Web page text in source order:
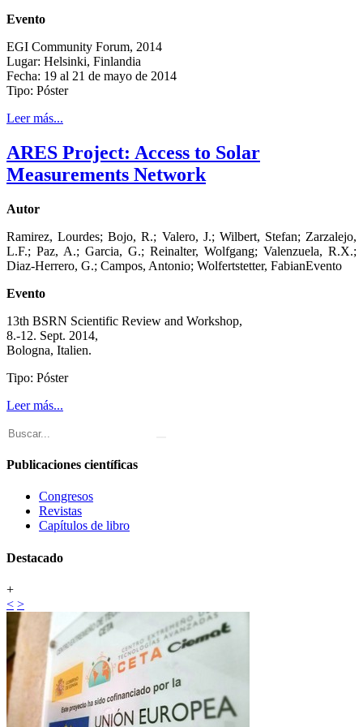
Evento
EGI Community Forum, 2014
Lugar: Helsinki, Finlandia
Fecha: 19 al 21 de mayo de 2014
Tipo: Póster
Leer más...
ARES Project: Access to Solar
Measurements Network
Autor
Ramirez, Lourdes; Bojo, R.; Valero, J.; Wilbert, Stefan; Zarzalejo,
L.F.; Paz, A.; Garcia, G.; Reinalter, Wolfgang; Valenzuela, R.X.;
Diaz-Herrero, G.; Campos, Antonio; Wolfertstetter, FabianEvento
Evento
13th BSRN Scientific Review and Workshop,
8.-12. Sept. 2014,
Bologna, Italien.
Tipo: Póster
Leer más...
Publicaciones científicas
Congresos
Revistas
Capítulos de libro
Destacado
+
< >